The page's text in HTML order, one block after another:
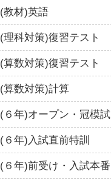
(教材)英語
(理科対策)復習テスト
(算数対策)復習テスト
(算数対策)計算
(６年)オープン・冠模試
(６年)入試直前特訓
(６年)前受け・入試本番